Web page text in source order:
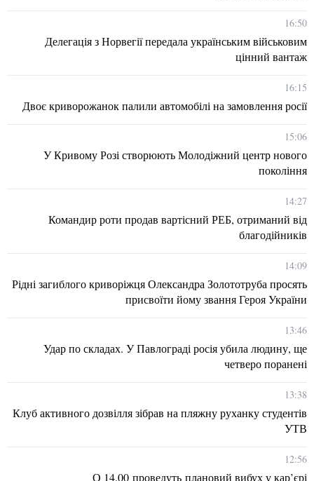
16:50
Делегація з Норвегії передала українським військовим
цінний вантаж
16:15
Двоє криворожанок палили автомобілі на замовлення росії
15:06
У Кривому Розі створюють Молодіжний центр нового
покоління
14:27
Командир роти продав вартісний РЕБ, отриманий від
благодійників
14:09
Рідні загиблого криворіжця Олександра Золототруба просять
присвоїти йому звання Героя України
13:46
Удар по складах. У Павлограді росія убила людину, ще
четверо поранені
13:38
Клуб активного дозвілля зібрав на пляжну руханку студентів
УТВ
12:56
О 14.00 проведуть плановий вибух у кар’єрі